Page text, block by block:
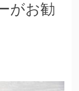
がお勧